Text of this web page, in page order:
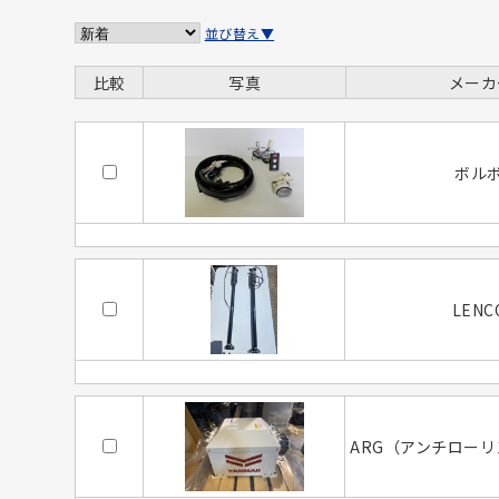
並び替え▼
比較 写真 メー
ボル
ARG（アンチロー